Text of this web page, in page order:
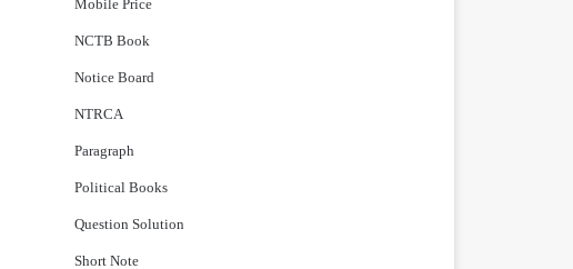
Mobile Price
NCTB Book
Notice Board
NTRCA
Paragraph
Political Books
Question Solution
Short Note